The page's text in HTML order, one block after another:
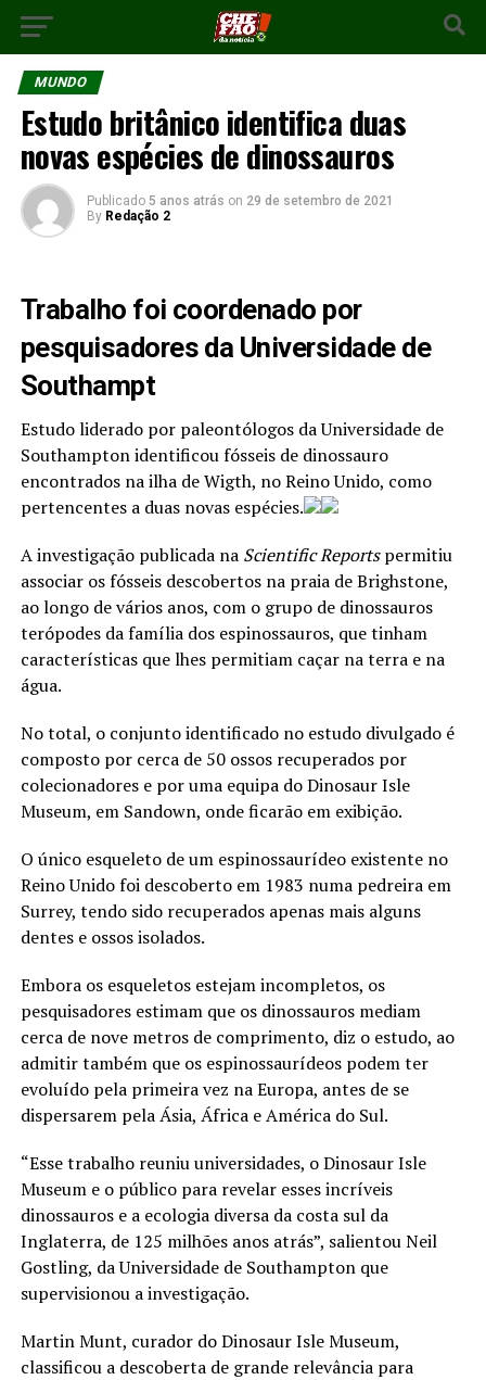
MUNDO
Estudo britânico identifica duas
novas espécies de dinossauros
Publicado 5 anos atrás on 29 de setembro de 2021
By Redação 2
Trabalho foi coordenado por
pesquisadores da Universidade de
Southampt
Estudo liderado por paleontólogos da Universidade de
Southampton identificou fósseis de dinossauro
encontrados na ilha de Wigth, no Reino Unido, como
pertencentes a duas novas espécies.
A investigação publicada na Scientific Reportspermitiu
associar os fósseis descobertos na praia de Brighstone,
ao longo de vários anos, com o grupo de dinossauros
terópodes da família dos espinossauros, que tinham
características que lhes permitiam caçar na terra e na
água.
No total, o conjunto identificado no estudo divulgado é
composto por cerca de 50 ossos recuperados por
colecionadores e por uma equipa do Dinosaur Isle
Museum, em Sandown, onde ficarão em exibição.
O único esqueleto de um espinossaurídeo existente no
Reino Unido foi descoberto em 1983 numa pedreira em
Surrey, tendo sido recuperados apenas mais alguns
dentes e ossos isolados.
Embora os esqueletos estejam incompletos, os
pesquisadores estimam que os dinossauros mediam
cerca de nove metros de comprimento, diz o estudo, ao
admitir também que os espinossaurídeos podem ter
evoluído pela primeira vez na Europa, antes de se
dispersarem pela Ásia, África e América do Sul.
“Esse trabalho reuniu universidades, o Dinosaur Isle
Museum e o público para revelar esses incríveis
dinossauros e a ecologia diversa da costa sul da
Inglaterra, de 125 milhões anos atrás”, salientou Neil
Gostling, da Universidade de Southampton que
supervisionou a investigação.
Martin Munt, curador do Dinosaur Isle Museum,
classificou a descoberta de grande relevância para